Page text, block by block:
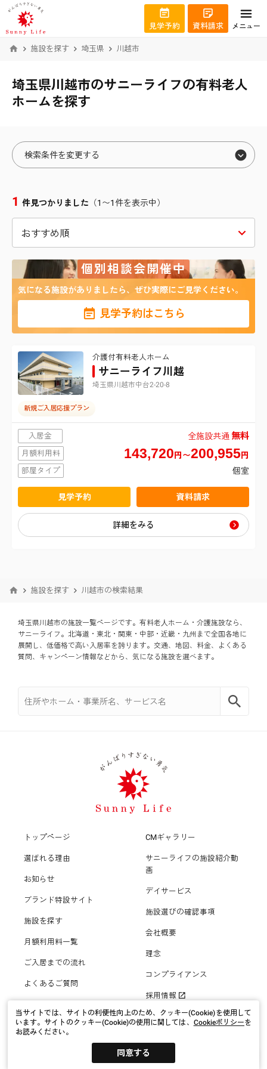
見学予約 資料請求 メニュー
施設を探す 埼玉県 川越市
埼玉県川越市のサニーライフの有料老人
ホームを探す
検索条件を変更する
札幌市東区
札幌市白石区
札幌市西区
仙台市青葉区
仙台市宮城野区
仙台市泉区
東京都
港区
新宿区
台東区
品川区
目黒区
大田区
世田谷区
中野区
板橋区
足立区
調布市
小平市
国分寺市
東大和市
横浜市鶴見区
横浜市南区
横浜市港北区
横浜市戸塚区
横浜市旭区
横浜市瀬谷区
横浜市都筑区
川崎市中原区
平塚市
藤沢市
秦野市
厚木市
伊勢原市
埼玉県
さいたま市北区
さいたま市大宮区
さいたま市中央区
さいたま市桜区
さいたま市南区
東松山市
狭山市
入間市
新座市
桶川市
八潮市
三郷市
坂戸市
該当する施設は 1 件
1 件見つかりました （1〜1件を表示中）
個別相談会開催中
気になる施設がありましたら、ぜひ実際にご見学ください。
見学予約はこちら
介護付有料老人ホーム
サニーライフ川越
埼玉県川越市中台2-20-8
新規ご入居応援プラン
入居金 全施設共通 無料
月額利用料 143,720 円〜200,955円
部屋タイプ 個室
見学予約 資料請求
詳細をみる
施設を探す 川越市の検索結果
埼玉県川越市の施設一覧ページです。有料老⼈ホーム・介護施設なら、
サニーライフ。北海道・東北・関東・中部・近畿・九州まで全国各地に
展開し、低価格で⾼い入居率を誇ります。交通、地図、料金、よくある
質問、キャンペーン情報などから、気になる施設を選べます。
トップページ
選ばれる理由
お知らせ
ブランド特設サイト
施設を探す
月額利用料一覧
ご入居までの流れ
よくあるご質問
CMギャラリー
サニーライフの施設紹介動
画
デイサービス
施設選びの確認事項
会社概要
理念
コンプライアンス
採用情報
プライバシーポリシー
© Kawashima Corporation.
当サイトでは、サイトの利便性向上のため、クッキー(Cookie)を使用して
います。 サイトのクッキー(Cookie)の使用に関しては、 Cookieポリシーを
お読みください。
同意する